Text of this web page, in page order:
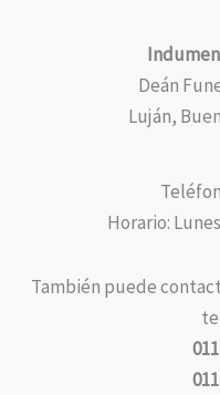
Deán
Luján,
Horario:
También puede